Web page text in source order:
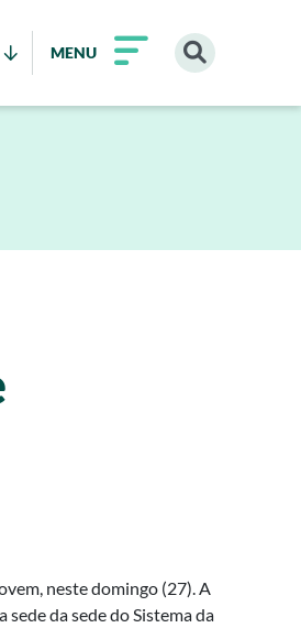
MENU
neste domingo (27). A
da sede do Sistema da